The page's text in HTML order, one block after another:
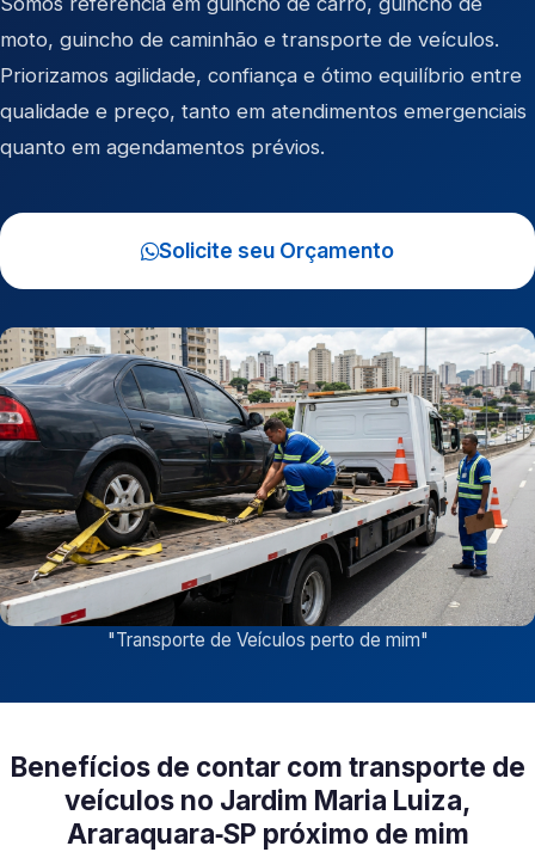
moto, guincho de caminhão e transporte de veículos.
Priorizamos agilidade, confiança e ótimo equilíbrio entre
qualidade e preço, tanto em atendimentos emergenciais
quanto em agendamentos prévios.
Solicite seu Orçamento
"Transporte de Veículos perto de mim"
Benefícios de contar com transporte de
veículos no Jardim Maria Luiza,
Araraquara‑SP próximo de mim